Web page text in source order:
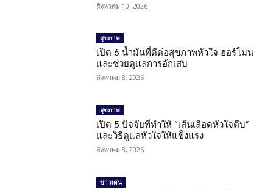
สิงหาคม 10, 2026
สุขภาพ
เปิด 6 น้ำมันที่ดีต่อสุขภาพหัวใจ ฮอร์โมน
และช่วยดูแลการอักเสบ
สิงหาคม 8, 2026
สุขภาพ
เปิด 5 ปัจจัยที่ทำให้ “เส้นเลือดหัวใจตีบ”
และวิธีดูแลหัวใจให้แข็งแรง
สิงหาคม 8, 2026
ข่าวเด่น